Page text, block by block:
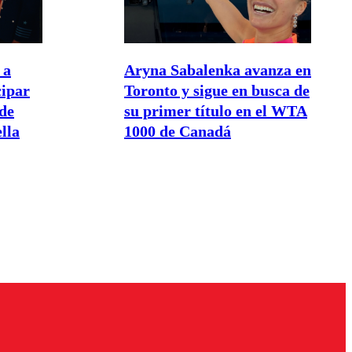
Aryna Sabalenka avanza en
Toronto y sigue en busca de
su primer título en el WTA
1000 de Canadá